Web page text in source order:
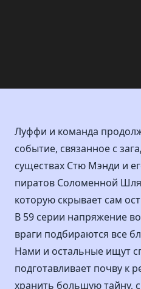
Луффи и команда
событие, связанное с
существах Стю Мэнди и
пиратов Соломенной
которую скрывает сам
В 59 серии напряжение
враги подбираются все
Нами и остальные ищут
подготавливает почву к
хранить большую тайну,